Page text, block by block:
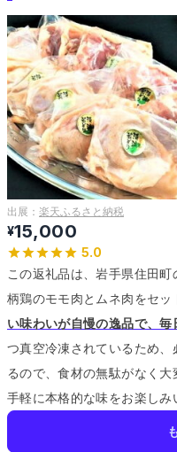
出展： 楽天ふるさと納税
¥15,000
5.0
この返礼品は、岩手県住田
柄鶏のモモ肉とムネ肉をセッ
い味わいが自慢の逸品で、
つ真空冷凍されているため
るので、食材の無駄がなく大
手軽に本格的な味をお楽しみ